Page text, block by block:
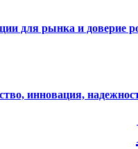
для рынка и доверие
инновация,